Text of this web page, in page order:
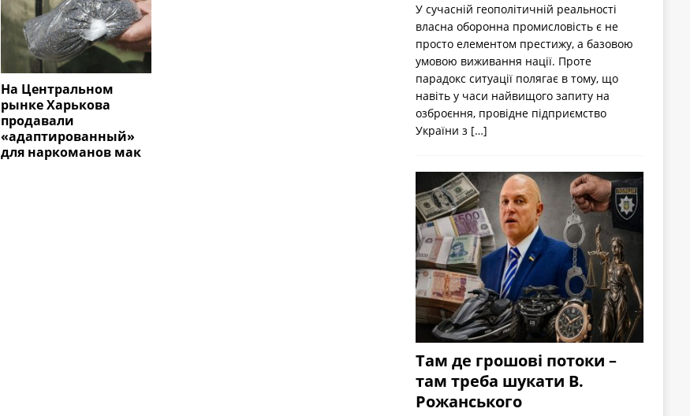
На Центральном
рынке Харькова
продавали
«адаптированный»
для наркоманов мак
У сучасній геополітичній реальності
власна оборонна промисловість є не
просто елементом престижу, а базовою
умовою виживання нації. Проте
парадокс ситуації полягає в тому, що
навіть у часи найвищого запиту на
озброєння, провідне підприємство
України з […]
Там де грошові потоки –
там треба шукати В.
Рожанського